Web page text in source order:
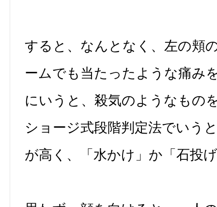
すると、なんとなく、左の頬
ームでも当たったような痛み
にいうと、殺気のようなもの
ショージ式段階判定法でいう
が高く、「水かけ」か「石投